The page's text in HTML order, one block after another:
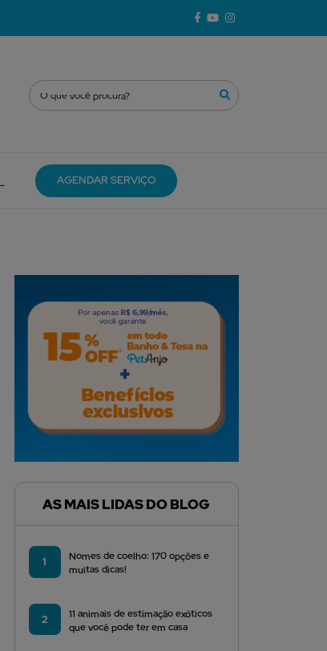
AGENDAR SERVIÇO
AS MAIS LIDAS DO BLOG
1
Nomes de coelho: 170 opções e
muitas dicas!
2
11 animais de estimação exóticos
que você pode ter em casa